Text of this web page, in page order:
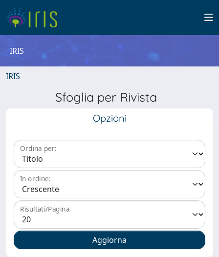
IRIS
IRIS
Sfoglia per Rivista
Opzioni
Ordina per:
In ordine:
Risultati/Pagina